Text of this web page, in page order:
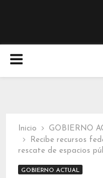
PRIMARY
Inicio
GOBIERNO
Recibe recursos
rescate de espacios
GOBIERNO ACTUAL